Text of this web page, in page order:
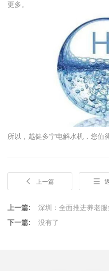
更多。
所以，越健多宁电解水机，您值
上一篇
上一篇:
深圳：全面推进养老
下一篇:
没有了